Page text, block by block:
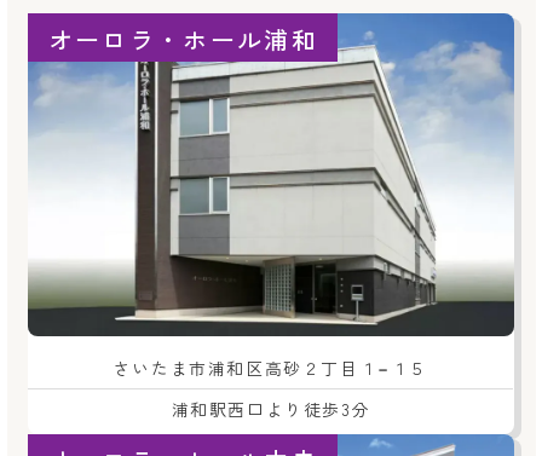
オーロラ・ホール浦和
さいたま市浦和区高砂２丁目１−１５
浦和駅西口より徒歩3分